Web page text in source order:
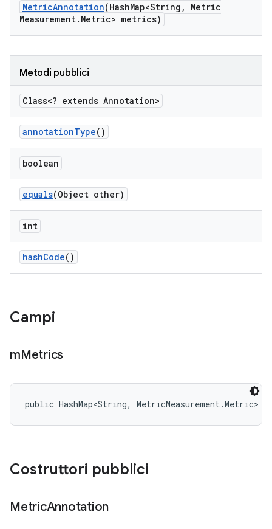
MetricAnnotation(HashMap<String ,
Metric
Measurement. Metric> metrics)
Metodi pubblici
Class<? extends Annotation>
annotationType()
boolean
equals(Object other)
int
hashCode()
Campi
mMetrics
public HashMap<String, MetricMeasurement.Metric>
Costruttori pubblici
MetricAnnotation